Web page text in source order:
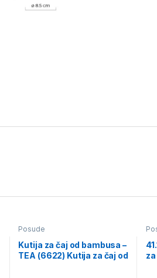
Posude
Kutija za čaj od bambusa –
TEA (6622) Kutija za čaj od